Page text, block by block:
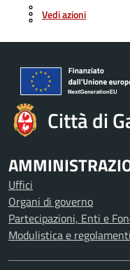
Vedi azioni
Città di
Uffici
Organi di governo
Partecipazioni, Enti e
Modulistica e regolamenti